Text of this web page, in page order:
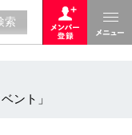
ント」